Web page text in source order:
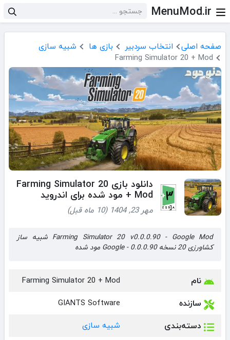
MenuMod.ir
صفحه اصلی انتخاب سردبیر بازی ها
شبیه سازی
Farming Simulator 20 + Mod
دانلود بازی Farming Simulator 20
+ Mod مود شده برای اندروید
مهر 23, 1404 (10 ماه قبل)
Farming Simulator 20 v0.0.0.90 - Google Mod شبیه ساز
کشاورزی 20 نسخه 0.0.0.90 - Google مود شده
نام Farming Simulator 20 + Mod
سازنده GIANTS Software
دسته‌بندی شبیه سازی